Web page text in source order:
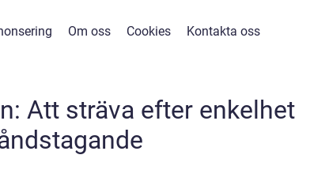
Om oss Cookies Kontakta oss
Att sträva efter enkelhet